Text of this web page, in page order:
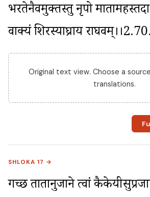
भरतेनैवमुक्तस्तु नृपो
वाक्यं शिरस्याघ्राय
Original text view. Choose a
translations.
SHLOKA 17 →
गच्छ तातानुजाने त्वां